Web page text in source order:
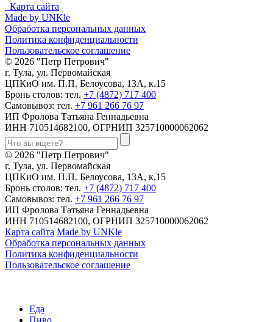
Карта сайта
Made by UNKle
Обработка персональных данных
Политика конфиденциальности
Пользовательское соглашение
© 2026 "Петр Петрович"
г. Тула, ул. Первомайская
ЦПКиО им. П.П. Белоусова, 13А, к.15
Бронь столов: тел. +7 (4872) 717 400
Самовывоз: тел. +7 961 266 76 97
ИП Фролова Татьяна Геннадьевна
ИНН 710514682100, ОГРНИП 325710000062062
© 2026 "Петр Петрович"
г. Тула, ул. Первомайская
ЦПКиО им. П.П. Белоусова, 13А, к.15
Бронь столов: тел. +7 (4872) 717 400
Самовывоз: тел. +7 961 266 76 97
ИП Фролова Татьяна Геннадьевна
ИНН 710514682100, ОГРНИП 325710000062062
Карта сайта Made by UNKle
Обработка персональных данных
Политика конфиденциальности
Пользовательское соглашение
Еда
Пиво